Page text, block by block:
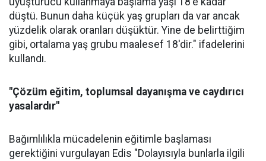
düştü. Bunun daha küçük yaş grupları da var ancak
yüzdelik olarak oranları düşüktür. Yine de belirttiğim
gibi, ortalama yaş grubu maalesef 18'dir." ifadelerini
kullandı.
"Çözüm eğitim, toplumsal dayanışma ve caydırıcı
yasalardır"
Bağımlılıkla mücadelenin eğitimle başlaması
gerektiğini vurgulayan Edis "Dolayısıyla bunlarla ilgili